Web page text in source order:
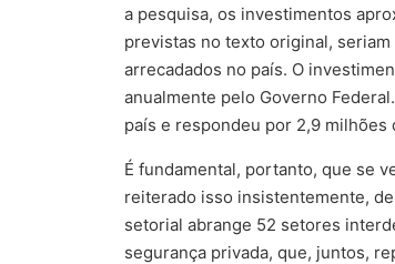
a pesquisa, os investimentos
previstas no texto original,
arrecadados no país. O
anualmente pelo Governo
país e respondeu por 2,9
É fundamental, portanto, que se
reiterado isso insistentemente,
setorial abrange 52 setores
segurança privada, que, juntos,